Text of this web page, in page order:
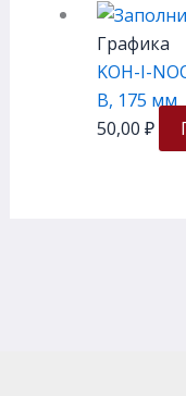
Графика
KOH-I-
B, 175 мм
50,00 ₽